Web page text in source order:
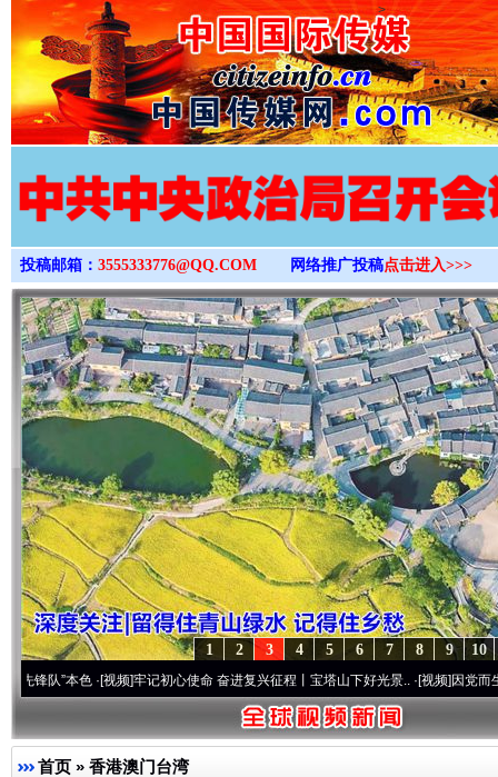
>
投稿邮箱： 3555333776@QQ.COM 网络推广投稿点击进入>>>
10
9
8
7
6
5
4
3
2
1
·[视频]牢记初心使命 奋进复兴征程丨宝塔山下好光景..·[视频]因党而生 为党而
首页 » 香港澳门台湾